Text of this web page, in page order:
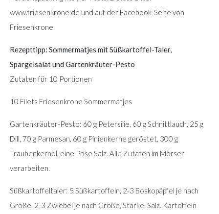
www.friesenkrone.de und auf der Facebook-Seite von
Friesenkrone.
Rezepttipp: Sommermatjes mit Süßkartoffel-Taler,
Spargelsalat und Gartenkräuter-Pesto
Zutaten für 10 Portionen
10 Filets Friesenkrone Sommermatjes
Gartenkräuter-Pesto: 60 g Petersilie, 60 g Schnittlauch, 25 g
Dill, 70 g Parmesan, 60 g Pinienkerne geröstet, 300 g
Traubenkernöl, eine Prise Salz. Alle Zutaten im Mörser
verarbeiten.
Süßkartoffeltaler: 5 Süßkartoffeln, 2-3 Boskopäpfel je nach
Größe, 2-3 Zwiebel je nach Größe, Stärke, Salz. Kartoffeln